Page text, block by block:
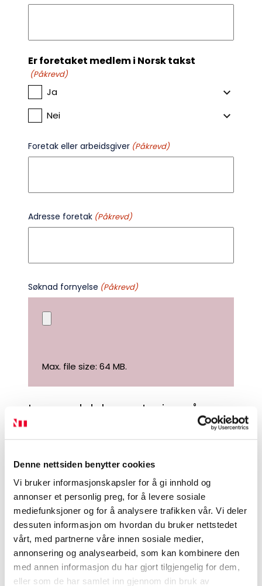
Denne nettsiden benytter cookies
Vi bruker informasjonskapsler for å gi innhold og
annonser et personlig preg, for å levere sosiale
mediefunksjoner og for å analysere trafikken vår. Vi deler
dessuten informasjon om hvordan du bruker nettstedet
vårt, med partnerne våre innen sosiale medier,
annonsering og analysearbeid, som kan kombinere den
med annen informasjon du har gjort tilgjengelig for dem,
eller som de har samlet inn gjennom din bruk av
Er foretaket medlem i Norsk takst
(Påkrevd)
Ja
Nei
Foretak eller arbeidsgiver (Påkrevd)
Adresse foretak (Påkrevd)
Søknad fornyelse (Påkrevd)
Max. file size: 64 MB.
Legg ved dokumentasjon på
gjennomført etterutdanning på
minimum 20 timer per år, eller
dokumentasjon på annen
profesjonell utvikling de siste fem
årene.
Dokumentasjon etterutdanning